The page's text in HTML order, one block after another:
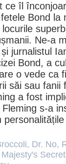
ce îl
Bond la
Ne-a
jurnalistul
Bond, a
o vede ca
săi sau fanii
a fost
s-a
, Dr. No,